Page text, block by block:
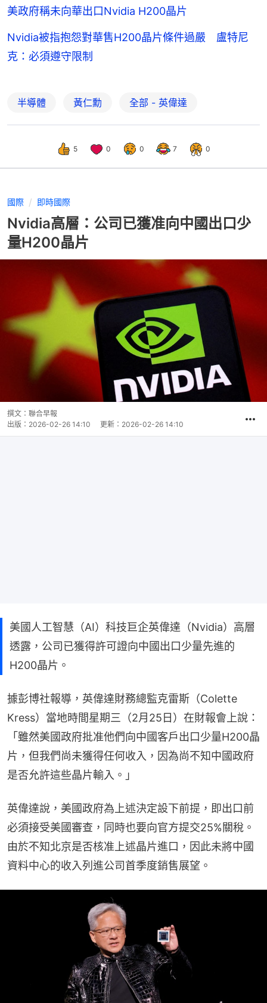
美政府稱未向華出口Nvidia H200晶片
Nvidia被指抱怨對華售H200晶片條件過嚴 盧特尼
克：必須遵守限制
半導體 黃仁勳 全部 - 英偉達
5 0 0 7 0
國際 即時國際
Nvidia高層：公司已獲准向中國出口少
量H200晶片
撰文： 聯合早報
出版： 2026-02-26 14:10 更新： 2026-02-26 14:10
美國人工智慧（AI）科技巨企英偉達（Nvidia）高層
透露，公司已獲得許可證向中國出口少量先進的
H200晶片。
據彭博社報導，英偉達財務總監克雷斯（Colette
Kress）當地時間星期三（2月25日）在財報會上說：
「雖然美國政府批准他們向中國客戶出口少量H200晶
片，但我們尚未獲得任何收入，因為尚不知中國政府
是否允許這些晶片輸入。」
英偉達說，美國政府為上述決定設下前提，即出口前
必須接受美國審查，同時也要向官方提交25%關稅。
由於不知北京是否核准上述晶片進口，因此未將中國
資料中心的收入列進公司首季度銷售展望。